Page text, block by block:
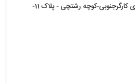
آدرس: میدان انقلاب- ابتدای کارگرجنوبی-کوچه رشتچی - پلاک 11-